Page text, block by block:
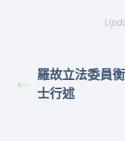
羅故立法委員
士行述